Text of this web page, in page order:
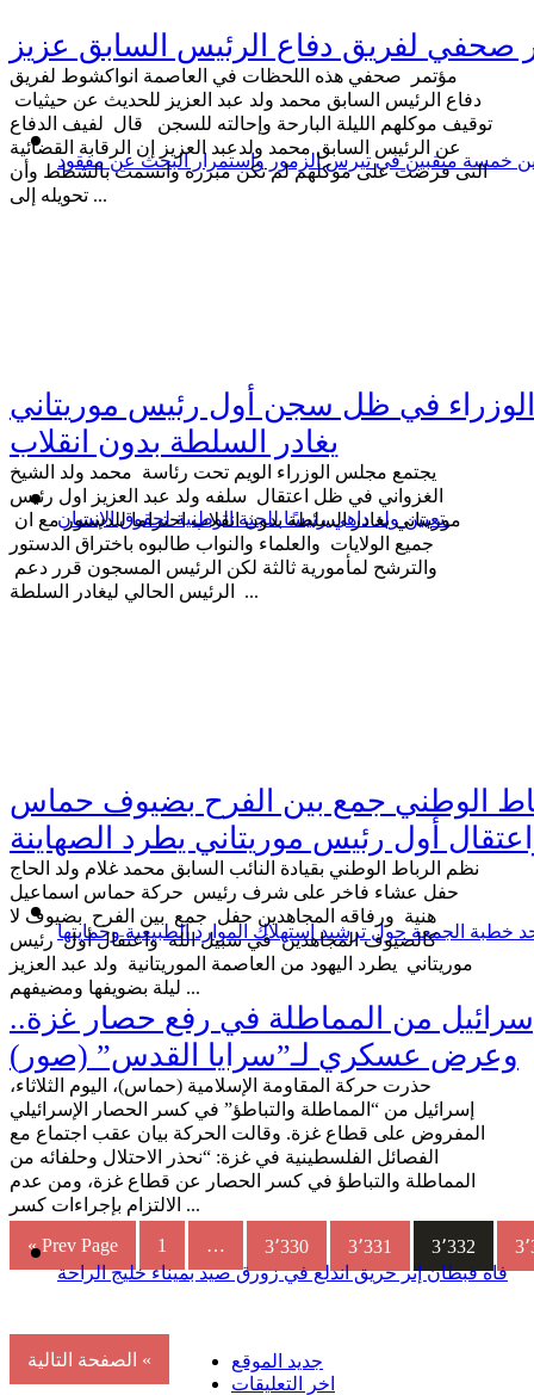
خمسة منقبين في تيرس الزمور واستمرار البحث عن مفقود
تعيين ولد داهي رئيسًا للجنة الوطنية لحقوق الإنسان.
خطبة الجمعة حول ترشيد استهلاك الموارد الطبيعية وحمايتها
فاة قبطان إثر حريق اندلع في زورق صيد بميناء خليج الراحة
صحفي لفريق دفاع الرئيس السابق عزيز
مؤتمر صحفي هذه اللحظات في العاصمة انواكشوط لفريق
دفاع الرئيس السابق محمد ولد عبد العزيز للحديث عن حيثيات
توقيف موكلهم الليلة البارحة وإحالته للسجن قال لفيف الدفاع
عن الرئيس السابق محمد ولدعبد العزيز إن الرقابة القضائية
التى فرضت على موكلهم لم تكن مبررة واتسمت بالشطط وأن
تحويله إلى ...
في ظل سجن أول رئيس موريتاني
يغادر السلطة بدون انقلاب
يجتمع مجلس الوزراء الويم تحت رئاسة محمد ولد الشيخ
الغزواني في ظل اعتقال سلفه ولد عبد العزيز اول رئيس
موريتاني يغادر السلطة بدون انقلاب احتراما للدستور مع ان
جميع الولايات والعلماء والنواب طالبوه باختراق الدستور
والترشح لمأمورية ثالثة لكن الرئيس المسجون قرر دعم
الرئيس الحالي ليغادر السلطة ...
الوطني جمع بين الفرح بضيوف حماس
أول رئيس موريتاني يطرد الصهاينة
نظم الرباط الوطني بقيادة النائب السابق محمد غلام ولد الحاج
حفل عشاء فاخر على شرف رئيس حركة حماس اسماعيل
هنية ورفاقه المجاهدين حفل جمع بين الفرح بضيوف لا
كالضيوف المجاهدين في سبيل الله واعتقال أول رئيس
موريتاني يطرد اليهود من العاصمة الموريتانية ولد عبد العزيز
ليلة بضويفها ومضيفهم ...
من المماطلة في رفع حصار غزة..
وعرض عسكري لـ”سرايا القدس” (صور)
حذرت حركة المقاومة الإسلامية (حماس)، اليوم الثلاثاء،
إسرائيل من “المماطلة والتباطؤ” في كسر الحصار الإسرائيلي
المفروض على قطاع غزة. وقالت الحركة بيان عقب اجتماع مع
الفصائل الفلسطينية في غزة: “نحذر الاحتلال وحلفائه من
المماطلة والتباطؤ في كسر الحصار عن قطاع غزة، ومن عدم
الالتزام بإجراءات كسر ...
« Prev Page 1 … 3٬330 3٬331 3٬332
الصفحة التالية «
جديد الموقع
اخر التعليقات